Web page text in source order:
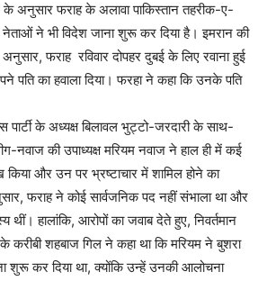
के अनुसार फराह के अलावा पाकिस्तान तहरीक-ए-
ने भी विदेश जाना शुरू कर दिया है। इमरान की
फराह रविवार दोपहर दुबई के लिए रवाना हुई
पति का हवाला दिया। फरहा ने कहा कि उनके पति
पार्टी के अध्यक्ष बिलावल भुट्टो-जरदारी के साथ-
नवाज की उपाध्यक्ष मरियम नवाज ने हाल ही में कई
और उन पर भ्रष्टाचार में शामिल होने का
फराह ने कोई सार्वजनिक पद नहीं संभाला था और
थीं। हालांकि, आरोपों का जवाब देते हुए, निवर्तमान
करीबी शहबाज गिल ने कहा था कि मरियम ने बुशरा
शुरू कर दिया था, क्योंकि उन्हें उनकी आलोचना